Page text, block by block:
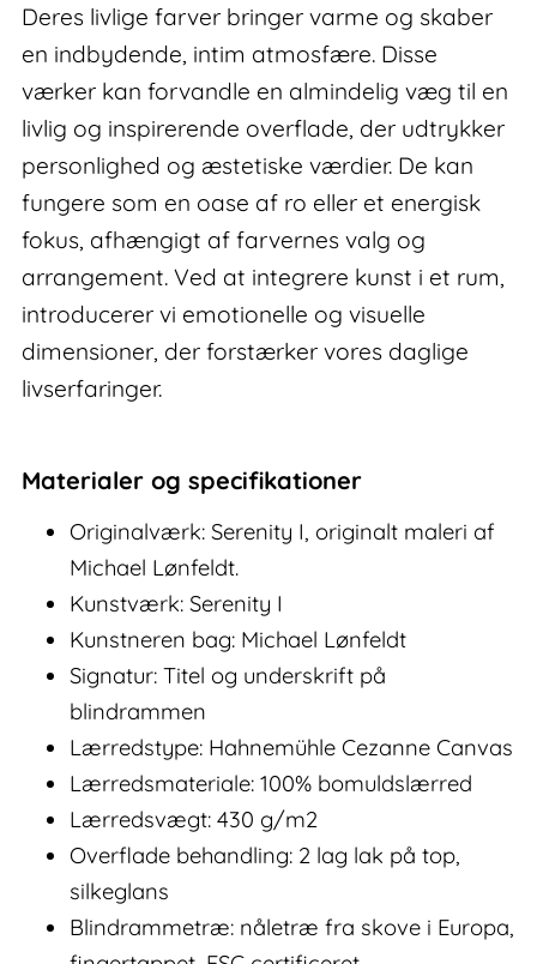
Deres livlige farver bringer varme og skaber
en indbydende, intim atmosfære. Disse
værker kan forvandle en almindelig væg til en
livlig og inspirerende overflade, der udtrykker
personlighed og æstetiske værdier. De kan
fungere som en oase af ro eller et energisk
fokus, afhængigt af farvernes valg og
arrangement. Ved at integrere kunst i et rum,
introducerer vi emotionelle og visuelle
dimensioner, der forstærker vores daglige
livserfaringer.
Materialer og specifikationer
Originalværk: Serenity I, originalt maleri af
Michael Lønfeldt.
Kunstværk: Serenity I
Kunstneren bag: Michael Lønfeldt
Signatur: Titel og underskrift på
blindrammen
Lærredstype: Hahnemühle Cezanne Canvas
Lærredsmateriale: 100% bomuldslærred
Lærredsvægt: 430 g/m2
Overflade behandling: 2 lag lak på top,
silkeglans
Blindrammetræ: nåletræ fra skove i Europa,